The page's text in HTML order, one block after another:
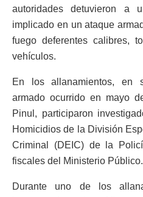
autoridades detuvieron a
implicado en un ataque
fuego deferentes calibres,
vehículos.
En los allanamientos, en
armado ocurrido en mayo
Pinul, participaron
Homicidios de la División
Criminal (DEIC) de la
fiscales del Ministerio Público.
Durante uno de los